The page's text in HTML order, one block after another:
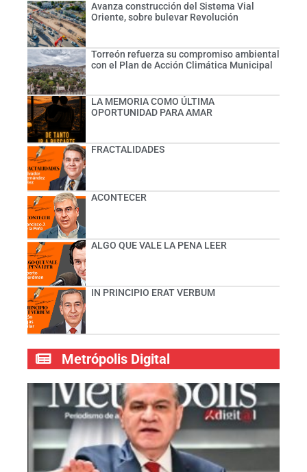
Avanza construcción del Sistema Vial
Oriente, sobre bulevar Revolución
Torreón refuerza su compromiso ambiental
con el Plan de Acción Climática Municipal
LA MEMORIA COMO ÚLTIMA
OPORTUNIDAD PARA AMAR
FRACTALIDADES
ACONTECER
ALGO QUE VALE LA PENA LEER
IN PRINCIPIO ERAT VERBUM
Metrópolis Digital